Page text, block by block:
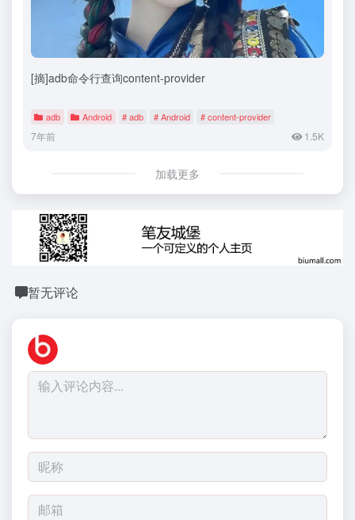
[摘]adb命令行查询content-provider
adb Android # adb # Android # content-provider
7年前 1.5K
加载更多
暂无评论